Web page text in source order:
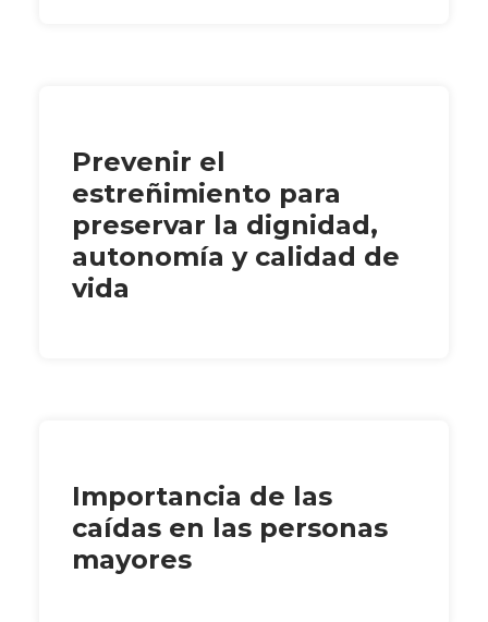
Prevenir el
estreñimiento para
preservar la dignidad,
autonomía y calidad de
vida
Importancia de las
caídas en las personas
mayores